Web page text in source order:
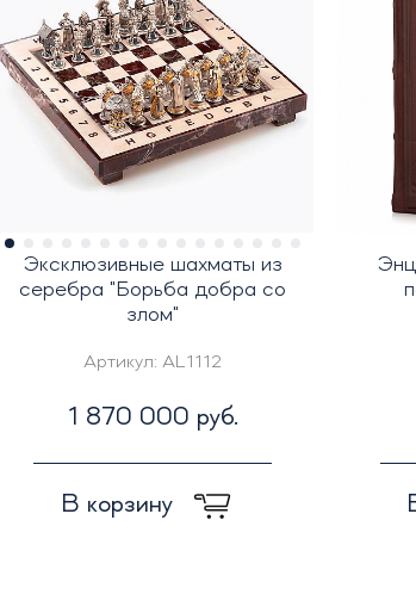
Эксклюзивные шахматы из
серебра "Борьба добра со
злом"
Артикул:AL1112
1 870 000 руб.
В корзину